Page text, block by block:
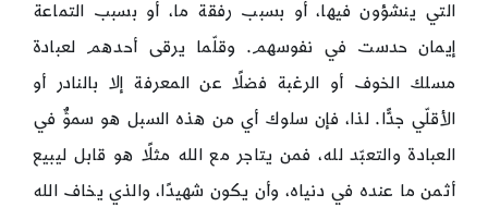
التي ينشؤون فيها، أو بسبب رفقة ما، أو بسبب التماعة
إيمان حدست في نفوسهم. وقلّما يرقى أحدهم لعبادة
مسلك الخوف أو الرغبة فضلًا عن المعرفة إلا بالنادر أو
الأقلّي جدًّا. لذا، فإن سلوك أي من هذه السبل هو سموٌّ في
العبادة والتعبّد لله، فمن يتاجر مع الله مثلًا هو قابل ليبيع
أثمن ما عنده في دنياه، وأن يكون شهيدًا، والذي يخاف الله